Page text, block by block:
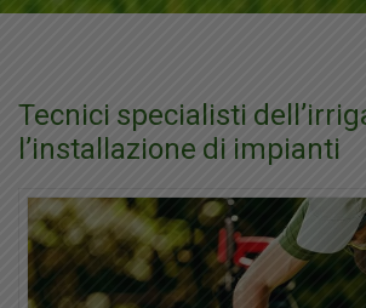
Tecnici specialisti
l’installazione di impianti